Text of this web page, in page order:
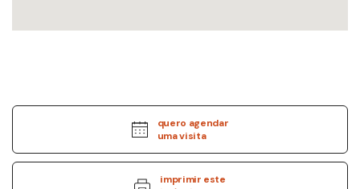
quero agendar
uma visita
imprimir este